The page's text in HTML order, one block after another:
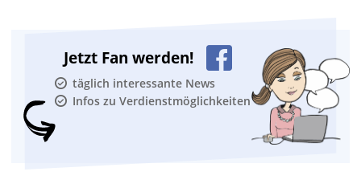
Jetzt Fan werden!
täglich interessante News
Infos zu Verdienstmöglichkeiten